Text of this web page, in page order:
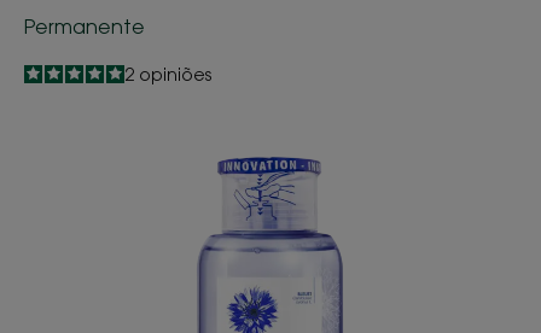
Permanente
5
/
5
2 opiniões